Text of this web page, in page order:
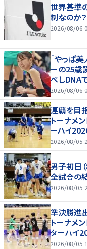
世界基準
制なのか
2026/08/06
「やっぱ
ーの25歳
べしDNAで
2026/08/06
連覇を目
トーナメ
ーハイ
2026/08/05
男子初日
全試合の
2026/08/05
準決勝進
トーナメ
ターハイ
2026/08/05